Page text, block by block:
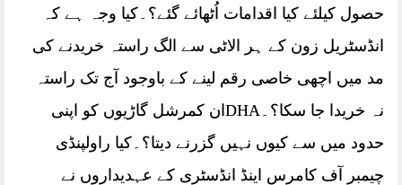
حصول کیلئے کیا اقدامات اُٹھائے گئے؟۔کیا وجہ ہے کہ
انڈسٹریل زون کے ہر الاٹی سے الگ راستہ خریدنے کی
مد میں اچھی خاصی رقم لینے کے باوجود آج تک راستہ
نہ خریدا جا سکا؟۔DHAان کمرشل گاڑیوں کو اپنی
حدود میں سے کیوں نہیں گزرنے دیتا؟۔کیا راولپنڈی
چیمبر آف کامرس اینڈ انڈسٹری کے عہدیداروں نے